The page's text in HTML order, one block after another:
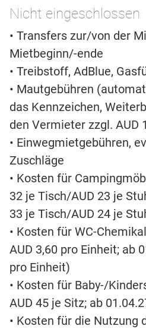
Nicht eingeschlossen
• Transfers zur/von der
Mietbeginn/-ende
• Treibstoff, AdBlue,
• Mautgebühren
das Kennzeichen,
den Vermieter zzgl. AUD
• Einwegmietgebühren,
Zuschläge
• Kosten für
32 je Tisch/AUD 23 je
33 je Tisch/AUD 24 je
• Kosten für WC-
AUD 3,60 pro Einheit; ab
pro Einheit)
• Kosten für Baby-/
AUD 45 je Sitz; ab
• Kosten für die Nutzung